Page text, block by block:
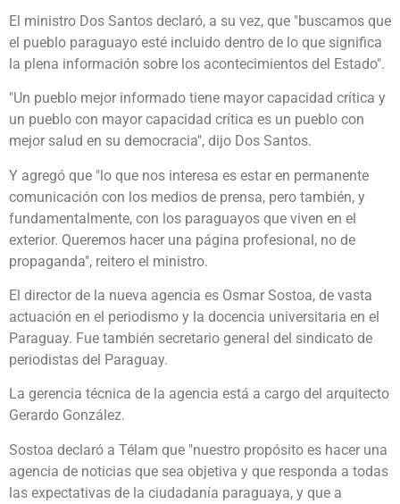
El ministro Dos Santos declaró, a su vez, que "buscamos que
el pueblo paraguayo esté incluido dentro de lo que significa
la plena información sobre los acontecimientos del Estado".
"Un pueblo mejor informado tiene mayor capacidad crítica y
un pueblo con mayor capacidad crítica es un pueblo con
mejor salud en su democracia", dijo Dos Santos.
Y agregó que "lo que nos interesa es estar en permanente
comunicación con los medios de prensa, pero también, y
fundamentalmente, con los paraguayos que viven en el
exterior. Queremos hacer una página profesional, no de
propaganda", reitero el ministro.
El director de la nueva agencia es Osmar Sostoa, de vasta
actuación en el periodismo y la docencia universitaria en el
Paraguay. Fue también secretario general del sindicato de
periodistas del Paraguay.
La gerencia técnica de la agencia está a cargo del arquitecto
Gerardo González.
Sostoa declaró a Télam que "nuestro propósito es hacer una
agencia de noticias que sea objetiva y que responda a todas
las expectativas de la ciudadanía paraguaya, y que a